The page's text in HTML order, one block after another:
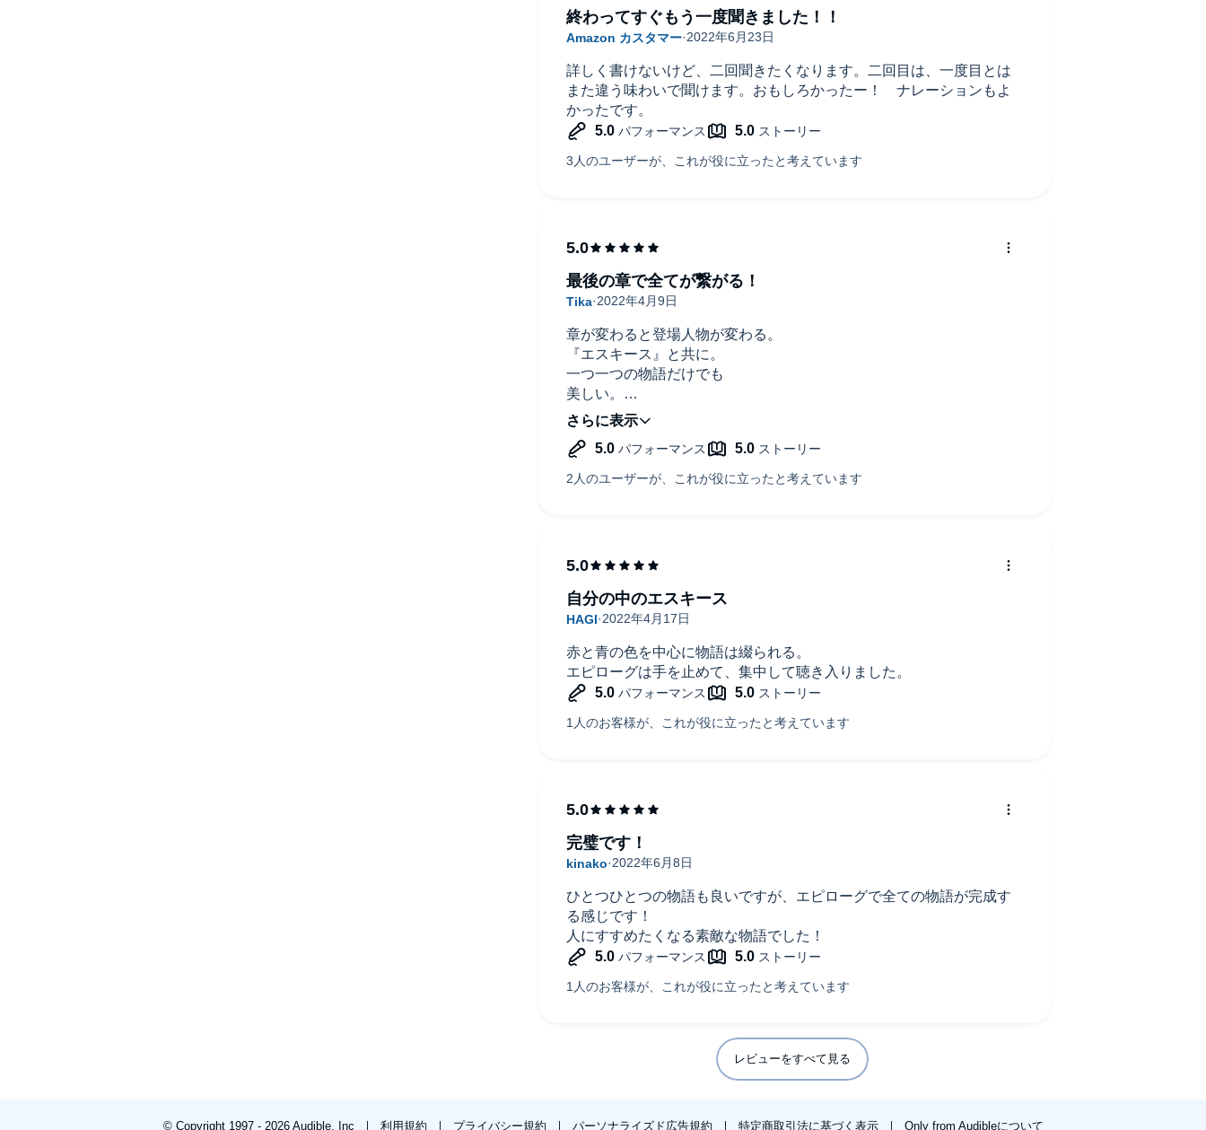
ナレーションの抑揚も派手ではなく、この本に相応しい感情の表し方
で素晴らしかったです。
本を買って手元に置きたくなりました。
詳しく書けないけど、二回聞きたくなります。二回目は、一度目とは
また違う味わいで聞けます。おもしろかったー！ ナレーションもよ
かったです。
終わってすぐもう一度聞きました！！
章が変わると登場人物が変わる。
『エスキース』と共に。
一つ一つの物語だけでも
美しい。
最後の章で全てが繋がることで
その感動が倍増する！
初めての感覚。
最後の章で全てが繋がる！
赤と青の色を中心に物語は綴られる。
エピローグは手を止めて、集中して聴き入りました。
自分の中のエスキース
ひとつひとつの物語も良いですが、エピローグで全ての物語が完成す
る感じです！
人にすすめたくなる素敵な物語でした！
完璧です！
レビューをすべて見る
© Copyright 1997 - 2026 Audible, Inc 利用規約 プライバシー規約 パーソナライズド広告規約 特定商取引法に基づく表示 Only from Audibleについて